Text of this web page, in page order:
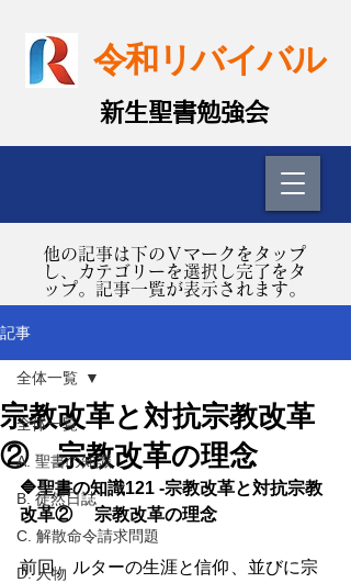
令和リバイバル
​新生聖書勉強会
​他の記事は下のＶマークをタップ
し、カテゴリーを選択し完了をタ
ップ。記事一覧が表示されます。
記事
全体一覧
A. 聖書の知識
B. 徒然日誌
C. 解散命令請求問題
D. 人物
全体一覧
宗教改革と対抗宗教改革
② 宗教改革の理念
🔷聖書の知識121 -宗教改革と対抗宗教
改革② 　宗教改革の理念
前回、ルターの生涯と信仰、並びに宗